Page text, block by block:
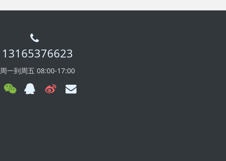
13165376623
周一到周五 08:00-17:00